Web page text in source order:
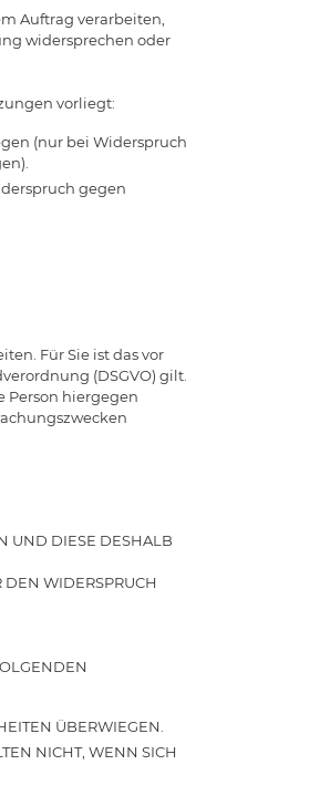
Auftrag verarbeiten,
widersprechen oder
vorliegt:
(nur bei Widerspruch
gegen
Für Sie ist das vor
(DSGVO) gilt.
Person hiergegen
UND DIESE DESHALB
DEN WIDERSPRUCH
ÜBERWIEGEN.
NICHT, WENN SICH